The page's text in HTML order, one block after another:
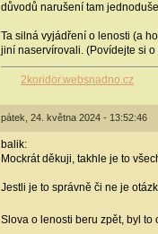
důvodů narušení tam
Ta silná vyjádření o lenosti (a
jiní naservírovali. (Povídejte si
2koridor.websnadno.cz
pátek, 24. května 2024 - 13:52:46
balik:
Mockrát děkuji, takhle je to
Jestli je to správně či ne je
Slova o lenosti beru zpět, byl